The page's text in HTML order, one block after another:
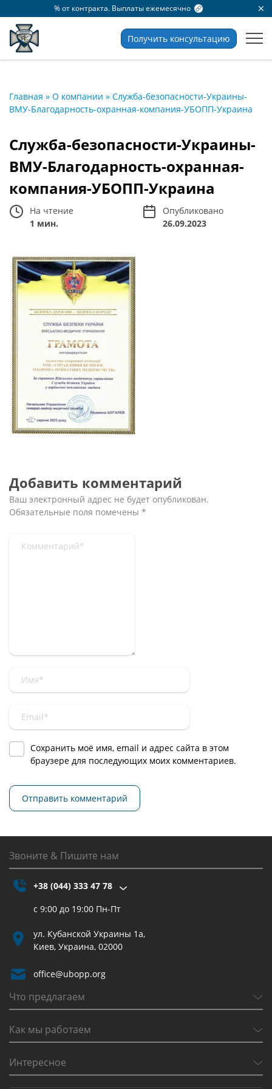
% от контракта. Выплаты ежемесячно
Получить консультацию
Главная » О компании » Служба-безопасности-Украины-
ВМУ-Благодарность-охранная-компания-УБОПП-Украина
Служба-безопасности-Украины-
ВМУ-Благодарность-охранная-
компания-УБОПП-Украина
На чтение
1 мин.
Опубликовано
26.09.2023
Добавить комментарий
Ваш электронный адрес не будет опубликован.
Обязательные поля помечены *
Сохранить моё имя, email и адрес сайта в этом
браузере для последующих моих комментариев.
Звоните & Пишите нам
+38 (044) 333 47 78
с 9:00 до 19:00 Пн-Пт
ул. Кубанской Украины 1а,
Киев, Украина, 02000
office@ubopp.org
Что предлагаем
Как мы работаем
Интересное